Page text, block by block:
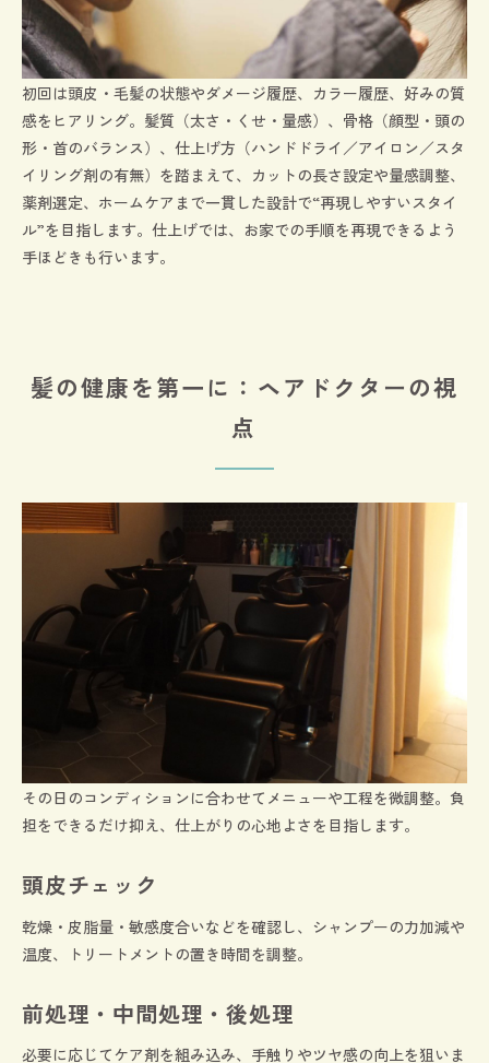
初回は頭皮・毛髪の状態やダメージ履歴、カラー履歴、好みの質
感をヒアリング。髪質（太さ・くせ・量感）、骨格（顔型・頭の
形・首のバランス）、仕上げ方（ハンドドライ／アイロン／スタ
イリング剤の有無）を踏まえて、カットの長さ設定や量感調整、
薬剤選定、ホームケアまで一貫した設計で“再現しやすいスタイ
ル”を目指します。仕上げでは、お家での手順を再現できるよう
手ほどきも行います。
髪の健康を第一に：ヘアドクターの視
点
その日のコンディションに合わせてメニューや工程を微調整。負
担をできるだけ抑え、仕上がりの心地よさを目指します。
頭皮チェック
乾燥・皮脂量・敏感度合いなどを確認し、シャンプーの力加減や
温度、トリートメントの置き時間を調整。
前処理・中間処理・後処理
必要に応じてケア剤を組み込み、手触りやツヤ感の向上を狙いま